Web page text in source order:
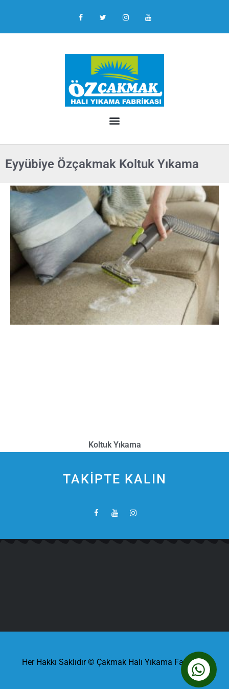
Eyyübiye Özçakmak Koltuk Yıkama
Koltuk Yıkama
TAKİPTE KALIN
Her Hakkı Saklıdır © Çakmak Halı Yıkama Fabrikası